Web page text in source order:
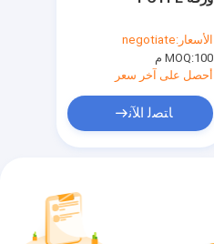
الأسعار:negotiate
MOQ:100 م
أحصل على آخر سعر
ﺎﺘﺼﻟ ﺍﻶﻧ